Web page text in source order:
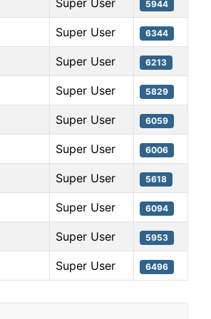
5944
Super User 6344
Super User 6213
Super User 5829
Super User 6059
Super User 6006
Super User 5618
Super User 6094
Super User 5953
Super User 6496